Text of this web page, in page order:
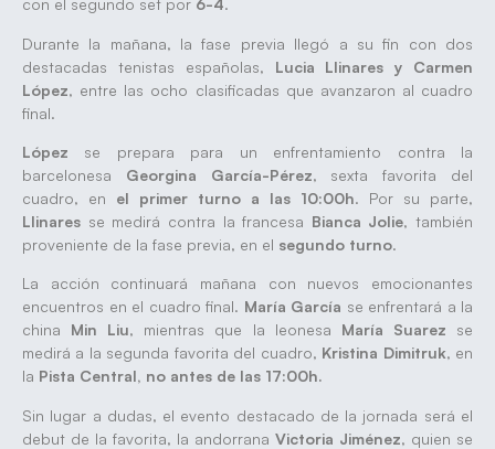
con el segundo set por 6-4.
Durante la mañana, la fase previa llegó a su fin con dos
destacadas tenistas españolas, Lucia Llinares y Carmen
López, entre las ocho clasificadas que avanzaron al cuadro
final.
López se prepara para un enfrentamiento contra la
barcelonesa Georgina García-Pérez, sexta favorita del
cuadro, en el primer turno a las 10:00h. Por su parte,
Llinares se medirá contra la francesa Bianca Jolie, también
proveniente de la fase previa, en el segundo turno.
La acción continuará mañana con nuevos emocionantes
encuentros en el cuadro final. María García se enfrentará a la
china Min Liu, mientras que la leonesa María Suarez se
medirá a la segunda favorita del cuadro, Kristina Dimitruk, en
la Pista Central, no antes de las 17:00h.
Sin lugar a dudas, el evento destacado de la jornada será el
debut de la favorita, la andorrana Victoria Jiménez, quien se